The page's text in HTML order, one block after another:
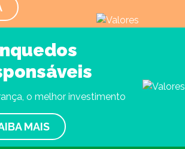
o melhor investimento
MAIS